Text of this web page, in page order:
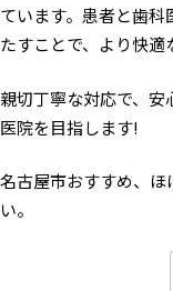
ています。患者と歯
たすことで、より快適
親切丁寧な対応で、
医院を目指します!
名古屋市おすすめ、
い。